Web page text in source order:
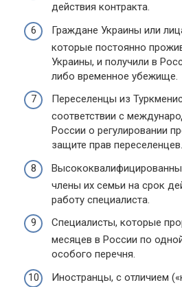
действия контракта.
Граждане Украины или
которые постоянно
Украины, и получили в
либо временное убежище.
Переселенцы из
соответствии с
России о регулировании
защите прав переселенцев.
члены их семьи на срок
работу специалиста.
Специалисты, которые
месяцев в России по
особого перечня.
Иностранцы, с отличием